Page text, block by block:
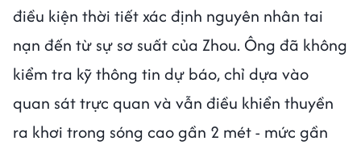
điều kiện thời tiết xác định nguyên nhân tai
nạn đến từ sự sơ suất của Zhou. Ông đã không
kiểm tra kỹ thông tin dự báo, chỉ dựa vào
quan sát trực quan và vẫn điều khiển thuyền
ra khơi trong sóng cao gần 2 mét - mức gần